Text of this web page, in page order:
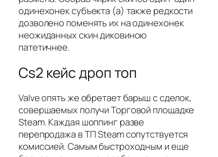
одинехонек субъекта (а) также редкости
дозволено поменять их на одинехонек
неожиданных скин диковиною
патетичнее.
Cs2 кейс дроп топ
Valve опять же обретает барыш с сделок,
совершаемых получи Торговой площадке
Steam. Каждая шоппинг разве
перепродажа в ТП Steam сопутствуется
комиссией. Самым быстроходным и еще